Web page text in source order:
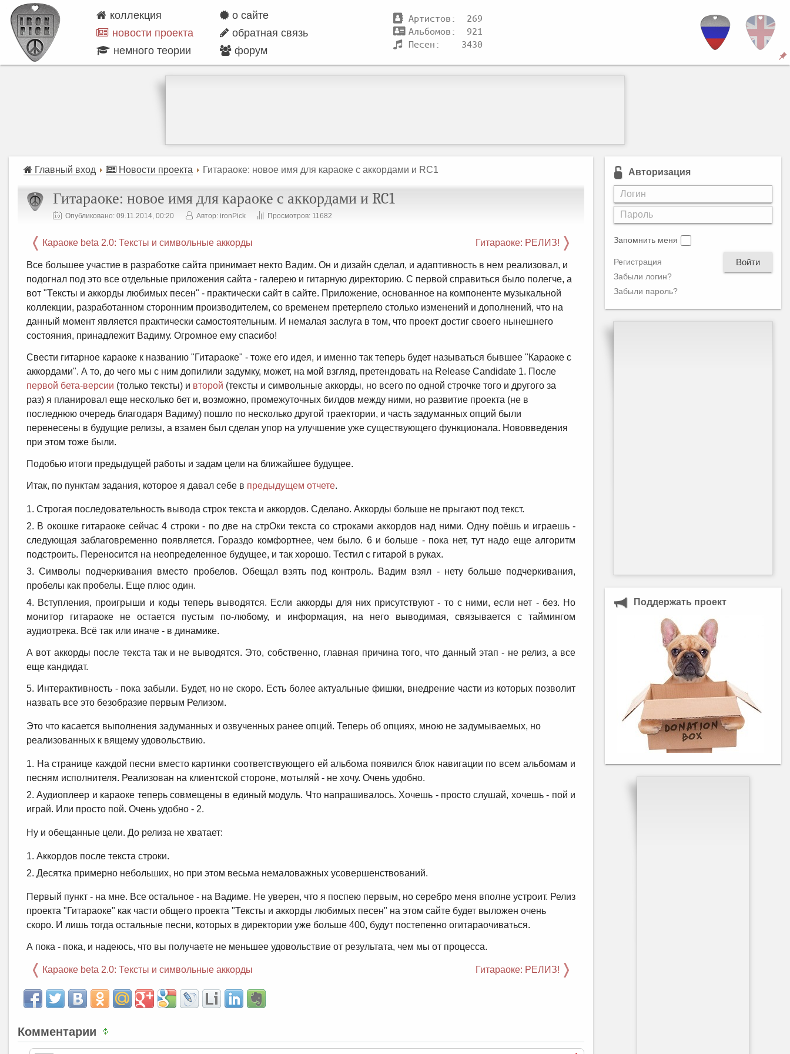
коллекция
о сайте
новости проекта
обратная связь
немного теории
форум
Артистов: 269
Альбомов: 921
Песен: 3430
Главный вход Новости проекта Гитараоке: новое имя для караоке с аккордами и RC1
Гитараоке: новое имя для караоке с аккордами и RC1
Опубликовано: 09.11.2014, 00:20 Автор: ironPick Просмотров: 11682
Караоке beta 2.0: Тексты и символьные аккорды Гитараоке: РЕЛИЗ!
Все большее участие в разработке сайта принимает некто Вадим. Он и дизайн сделал, и адаптивность в нем реализовал, и
подогнал под это все отдельные приложения сайта - галерею и гитарную директорию. С первой справиться было полегче, а
вот "Тексты и аккорды любимых песен" - практически сайт в сайте. Приложение, основанное на компоненте музыкальной
коллекции, разработанном сторонним производителем, со временем претерпело столько изменений и дополнений, что на
данный момент является практически самостоятельным. И немалая заслуга в том, что проект достиг своего нынешнего
состояния, принадлежит Вадиму. Огромное ему спасибо!
Свести гитарное караоке к названию "Гитараоке" - тоже его идея, и именно так теперь будет называться бывшее "Караоке с
аккордами". А то, до чего мы с ним допилили задумку, может, на мой взгляд, претендовать на Release Candidate 1. После
первой бета-версии (только тексты) и второй (тексты и символьные аккорды, но всего по одной строчке того и другого за
раз) я планировал еще несколько бет и, возможно, промежуточных билдов между ними, но развитие проекта (не в
последнюю очередь благодаря Вадиму) пошло по несколько другой траектории, и часть задуманных опций были
перенесены в будущие релизы, а взамен был сделан упор на улучшение уже существующего функционала. Нововведения
при этом тоже были.
Подобью итоги предыдущей работы и задам цели на ближайшее будущее.
Итак, по пунктам задания, которое я давал себе в предыдущем отчете.
Строгая последовательность вывода строк текста и аккордов. Сделано. Аккорды больше не прыгают под текст.
В окошке гитараоке сейчас 4 строки - по две на стрОки текста со строками аккордов над ними. Одну поёшь и играешь -
следующая заблаговременно появляется. Гораздо комфортнее, чем было. 6 и больше - пока нет, тут надо еще алгоритм
подстроить. Переносится на неопределенное будущее, и так хорошо. Тестил с гитарой в руках.
Символы подчеркивания вместо пробелов. Обещал взять под контроль. Вадим взял - нету больше подчеркивания,
пробелы как пробелы. Еще плюс один.
Вступления, проигрыши и коды теперь выводятся. Если аккорды для них присутствуют - то с ними, если нет - без. Но
монитор гитараоке не остается пустым по-любому, и информация, на него выводимая, связывается с таймингом
аудиотрека. Всё так или иначе - в динамике.
А вот аккорды после текста так и не выводятся. Это, собственно, главная причина того, что данный этап - не релиз, а все
еще кандидат.
Интерактивность - пока забыли. Будет, но не скоро. Есть более актуальные фишки, внедрение части из которых позволит
назвать все это безобразие первым Релизом.
Это что касается выполнения задуманных и озвученных ранее опций. Теперь об опциях, мною не задумываемых, но
реализованных к вящему удовольствию.
На странице каждой песни вместо картинки соответствующего ей альбома появился блок навигации по всем альбомам и
песням исполнителя. Реализован на клиентской стороне, мотыляй - не хочу. Очень удобно.
Аудиоплеер и караоке теперь совмещены в единый модуль. Что напрашивалось. Хочешь - просто слушай, хочешь - пой и
играй. Или просто пой. Очень удобно - 2.
Ну и обещанные цели. До релиза не хватает:
Аккордов после текста строки.
Десятка примерно небольших, но при этом весьма немаловажных усовершенствований.
Первый пункт - на мне. Все остальное - на Вадиме. Не уверен, что я поспею первым, но серебро меня вполне устроит. Релиз
проекта "Гитараоке" как части общего проекта "Тексты и аккорды любимых песен" на этом сайте будет выложен очень
скоро. И лишь тогда остальные песни, которых в директории уже больше 400, будут постепенно огитараочиваться.
А пока - пока, и надеюсь, что вы получаете не меньшее удовольствие от результата, чем мы от процесса.
Караоке beta 2.0: Тексты и символьные аккорды Гитараоке: РЕЛИЗ!
Комментарии
Авторизация
Запомнить меня
Войти
Регистрация
Забыли логин?
Забыли пароль?
Поддержать проект